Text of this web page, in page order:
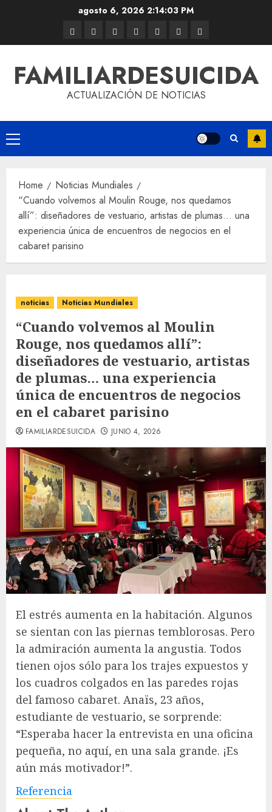
agosto 6, 2026 2:14:03 PM
FAMILIARDESUICIDA
ACTUALIZACIÓN DE NOTICIAS
Home
Noticias Mundiales
“Cuando volvemos al Moulin Rouge, nos quedamos
allí”: diseñadores de vestuario, artistas de plumas… una
experiencia única de encuentros de negocios en el
cabaret parisino
noticias Noticias Mundiales
“Cuando volvemos al Moulin
Rouge, nos quedamos allí”:
diseñadores de vestuario, artistas
de plumas… una experiencia
única de encuentros de negocios
en el cabaret parisino
FAMILIARDESUICIDA JUNIO 4, 2026
El estrés aumenta en la habitación. Algunos
se sientan con las piernas temblorosas. Pero
la admiración aumenta la angustia. Todos
tienen ojos sólo para los trajes expuestos y
los cuadros colgados en las paredes rojas
del famoso cabaret. Anaïs, 23 años,
estudiante de vestuario, se sorprende:
“Esperaba hacer la entrevista en una oficina
pequeña, no aquí, en una sala grande. ¡Es
aún más motivador!”.
Referencia